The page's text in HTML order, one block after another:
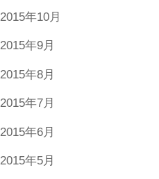
2015年10月
2015年9月
2015年8月
2015年7月
2015年6月
2015年5月